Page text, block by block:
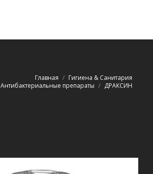
Главная
Гигиена & Санитария
Антибактериальные препараты
ДРАКСИН